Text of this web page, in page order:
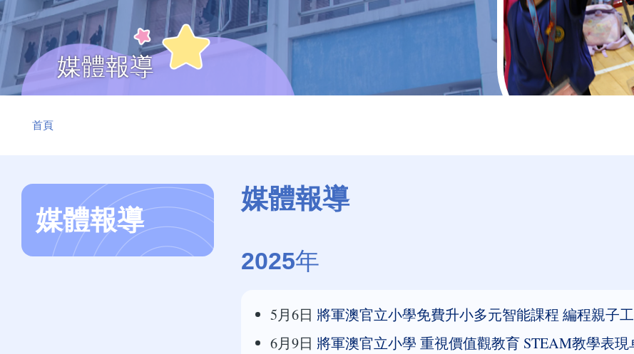
媒體報導
航
結
首頁
媒體報導
2025年
5月6日 將軍澳官立小學免費升小多元智能課程 編程親子
6月9日 將軍澳官立小學 重視價值觀教育 STEAM教學表現
媒體報導